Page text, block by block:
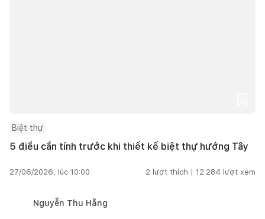
Biệt thự
5 điều cần tính trước khi thiết kế biệt thự hướng Tây
27/06/2026, lúc 10:00 2 lượt thích | 12.284 lượt xem
Nguyễn Thu Hằng